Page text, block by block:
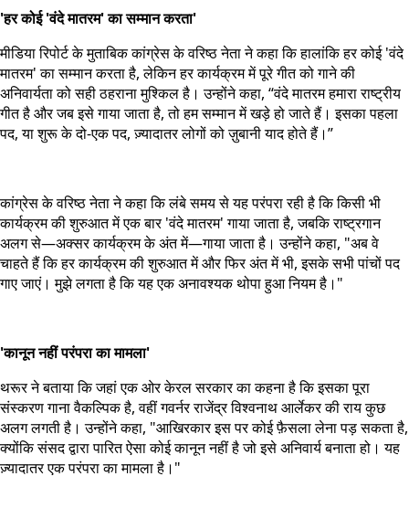
'हर कोई 'वंदे मातरम' का सम्मान करता'
मीडिया रिपोर्ट के मुताबिक कांग्रेस के वरिष्ठ नेता ने कहा कि हालांकि हर कोई 'वंदे
मातरम' का सम्मान करता है, लेकिन हर कार्यक्रम में पूरे गीत को गाने की
अनिवार्यता को सही ठहराना मुश्किल है। उन्होंने कहा, “वंदे मातरम हमारा राष्ट्रीय
गीत है और जब इसे गाया जाता है, तो हम सम्मान में खड़े हो जाते हैं। इसका पहला
पद, या शुरू के दो-एक पद, ज़्यादातर लोगों को ज़ुबानी याद होते हैं।”
कांग्रेस के वरिष्ठ नेता ने कहा कि लंबे समय से यह परंपरा रही है कि किसी भी
कार्यक्रम की शुरुआत में एक बार 'वंदे मातरम' गाया जाता है, जबकि राष्ट्रगान
अलग से—अक्सर कार्यक्रम के अंत में—गाया जाता है। उन्होंने कहा, "अब वे
चाहते हैं कि हर कार्यक्रम की शुरुआत में और फिर अंत में भी, इसके सभी पांचों पद
गाए जाएं। मुझे लगता है कि यह एक अनावश्यक थोपा हुआ नियम है।"
'कानून नहीं परंपरा का मामला'
थरूर ने बताया कि जहां एक ओर केरल सरकार का कहना है कि इसका पूरा
संस्करण गाना वैकल्पिक है, वहीं गवर्नर राजेंद्र विश्वनाथ आर्लेकर की राय कुछ
अलग लगती है। उन्होंने कहा, "आखिरकार इस पर कोई फ़ैसला लेना पड़ सकता है,
क्योंकि संसद द्वारा पारित ऐसा कोई कानून नहीं है जो इसे अनिवार्य बनाता हो। यह
ज़्यादातर एक परंपरा का मामला है।"